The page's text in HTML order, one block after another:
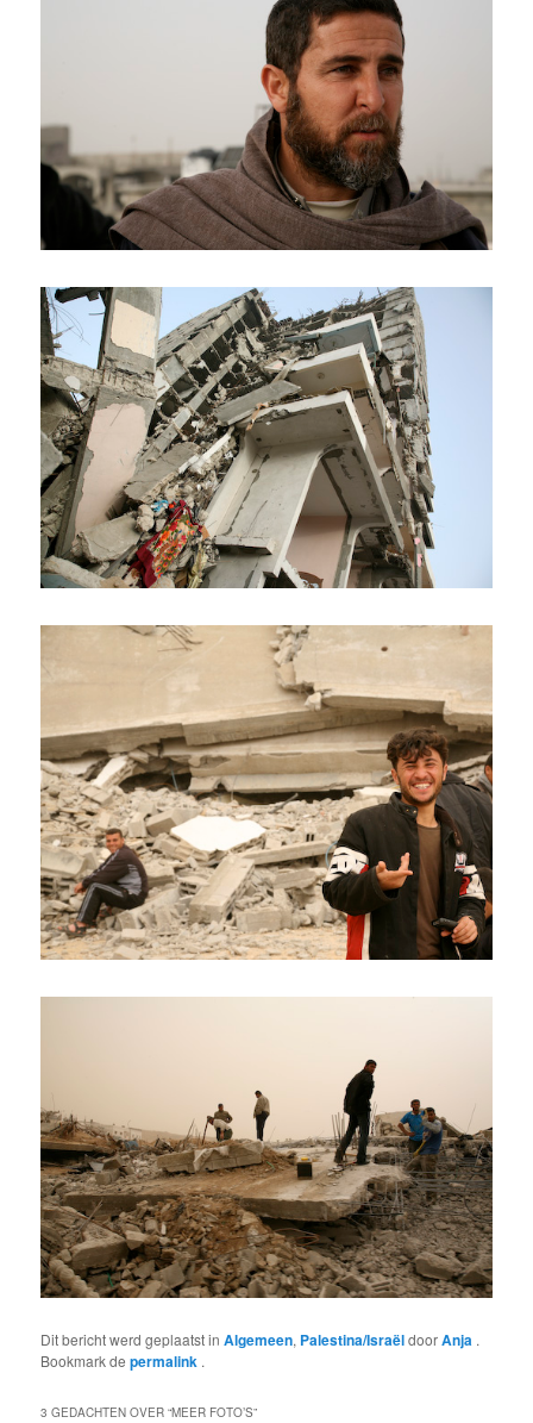
Dit bericht werd geplaatst inAlgemeen, Palestina/IsraëldoorAnja .
Bookmark depermalink .
3 GEDACHTEN OVER “MEER FOTO’S”